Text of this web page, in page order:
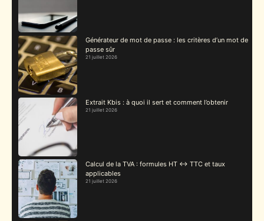
Générateur de mot de passe : les critères d’un mot de
passe sûr
21 juillet 2026
Extrait Kbis : à quoi il sert et comment l’obtenir
21 juillet 2026
Calcul de la TVA : formules HT ↔ TTC et taux
applicables
21 juillet 2026